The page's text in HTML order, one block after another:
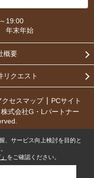
19:00
年末年始
概要
リクエスト
クセスマップ
PCサイト
式会社G・Lパートナー
、サービス向上検討を目的と
をご確認ください。